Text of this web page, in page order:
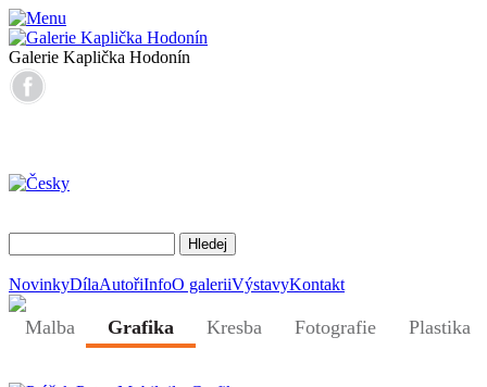
Galerie Kaplička Hodonín
NovinkyDílaAutořiInfoO galeriiVýstavyKontakt
Malba Grafika Kresba Fotografie Plastika